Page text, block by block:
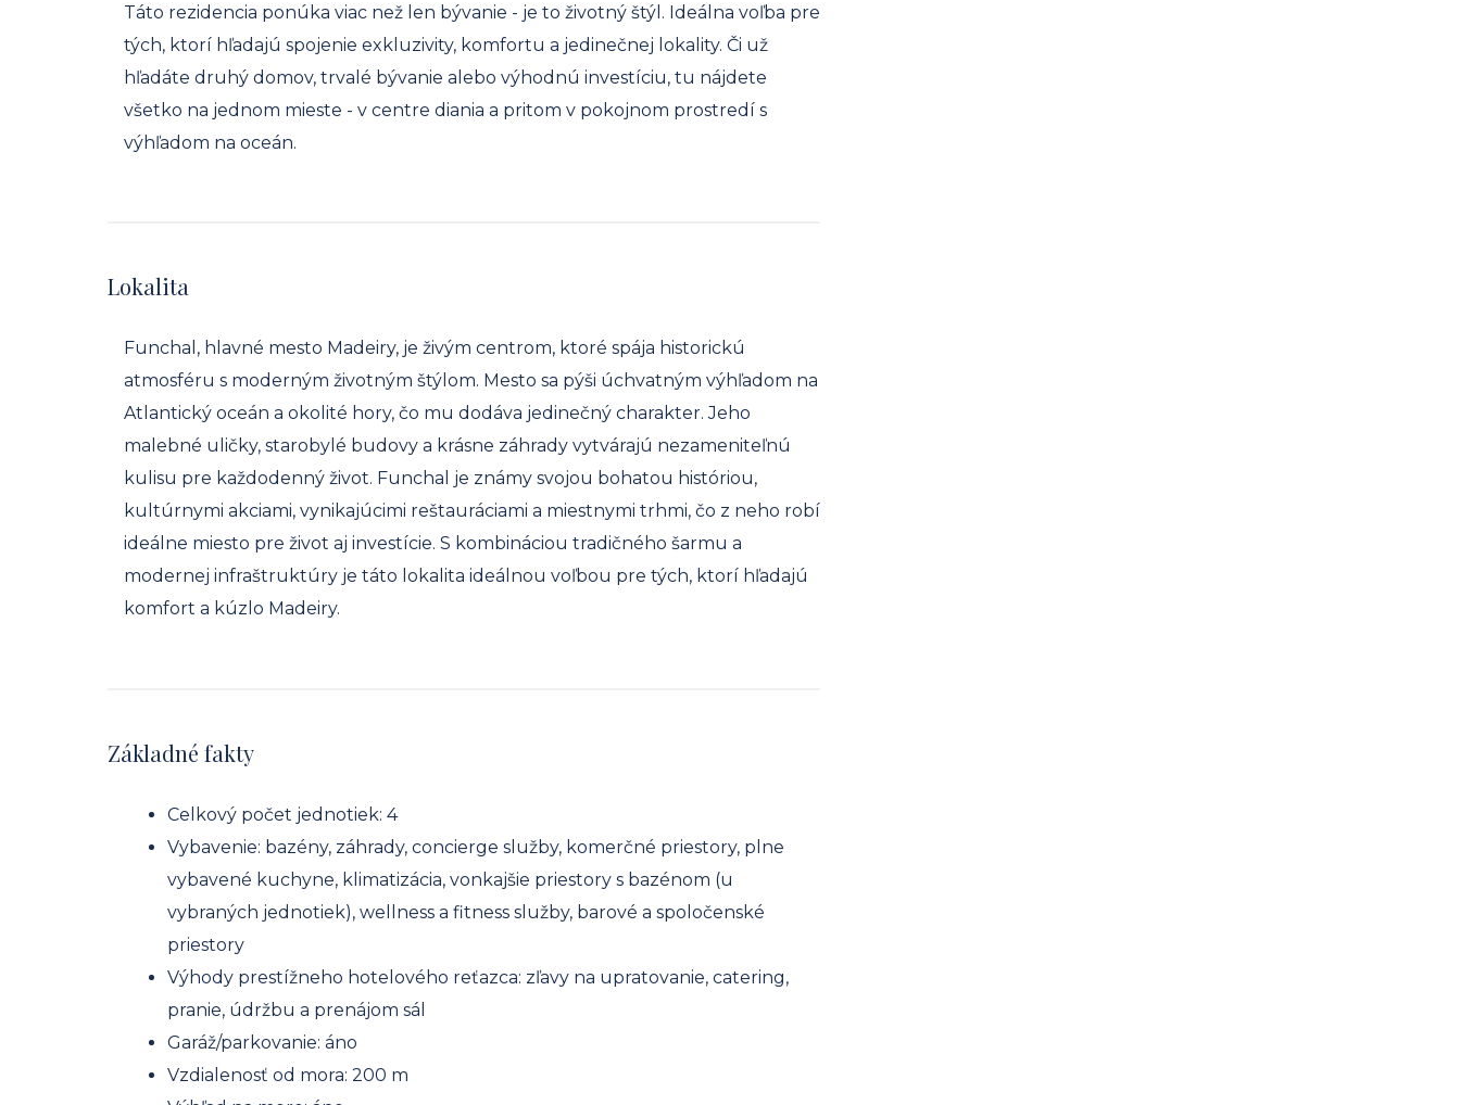
Táto rezidencia ponúka viac než len bývanie - je to životný štýl. Ideálna voľba pre
tých, ktorí hľadajú spojenie exkluzivity, komfortu a jedinečnej lokality. Či už
hľadáte druhý domov, trvalé bývanie alebo výhodnú investíciu, tu nájdete
všetko na jednom mieste - v centre diania a pritom v pokojnom prostredí s
výhľadom na oceán.
Lokalita
Funchal, hlavné mesto Madeiry, je živým centrom, ktoré spája historickú
atmosféru s moderným životným štýlom. Mesto sa pýši úchvatným výhľadom na
Atlantický oceán a okolité hory, čo mu dodáva jedinečný charakter. Jeho
malebné uličky, starobylé budovy a krásne záhrady vytvárajú nezameniteľnú
kulisu pre každodenný život. Funchal je známy svojou bohatou históriou,
kultúrnymi akciami, vynikajúcimi reštauráciami a miestnymi trhmi, čo z neho robí
ideálne miesto pre život aj investície. S kombináciou tradičného šarmu a
modernej infraštruktúry je táto lokalita ideálnou voľbou pre tých, ktorí hľadajú
komfort a kúzlo Madeiry.
Základné fakty
Celkový počet jednotiek: 4
Vybavenie: bazény, záhrady, concierge služby, komerčné priestory, plne
vybavené kuchyne, klimatizácia, vonkajšie priestory s bazénom (u
vybraných jednotiek), wellness a fitness služby, barové a spoločenské
priestory
Výhody prestížneho hotelového reťazca: zľavy na upratovanie, catering,
pranie, údržbu a prenájom sál
Garáž/parkovanie: áno
Vzdialenosť od mora: 200 m